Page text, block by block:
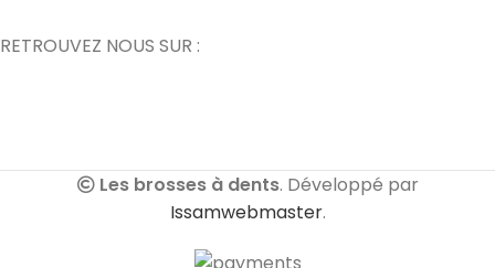
RETROUVEZ NOUS SUR :
Les brosses à dents. Développé par
Issamwebmaster.